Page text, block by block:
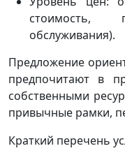
стоимость,
обслуживания).
Предложение
предпочитают в
собственными
привычные рамки,
Краткий перечень